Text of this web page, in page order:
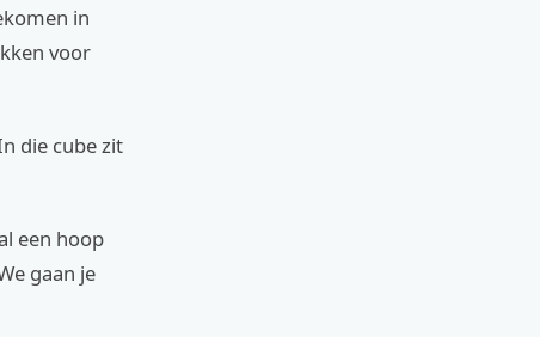
in
voor
die cube zit
een hoop
gaan je